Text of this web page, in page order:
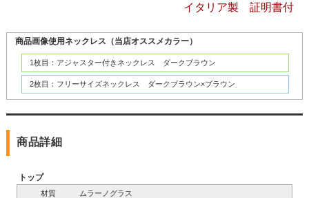
イタリア製 証明書付
商品画像使用ネックレス（当店オススメカラー）
1枚目：アジャスター付きネックレス ダークブラウン
2枚目：フリーサイズネックレス ダークブラウン×ブラウン
商品詳細
トップ
材質 ムラーノグラス